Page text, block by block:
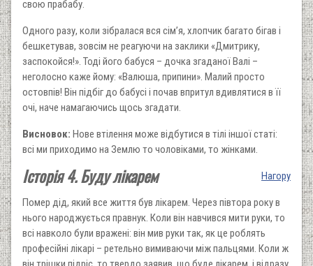
свою прабабу.
Одного разу, коли зібралася вся сім’я, хлопчик багато бігав і
бешкетував, зовсім не реагуючи на заклики «Дмитрику,
заспокойся!». Тоді його бабуся – дочка згаданої Валі –
неголосно каже йому: «Валюша, припини». Малий просто
остовпів! Він підбіг до бабусі і почав впритул вдивлятися в її
очі, наче намагаючись щось згадати.
Висновок: Нове втілення може відбутися в тілі іншої статі:
всі ми приходимо на Землю то чоловіками, то жінками.
Нагору
Історія 4. Буду лікарем
Помер дід, який все життя був лікарем. Через півтора року в
нього народжується правнук. Коли він навчився мити руки, то
всі навколо були вражені: він мив руки так, як це роблять
професійні лікарі – ретельно вимиваючи між пальцями. Коли ж